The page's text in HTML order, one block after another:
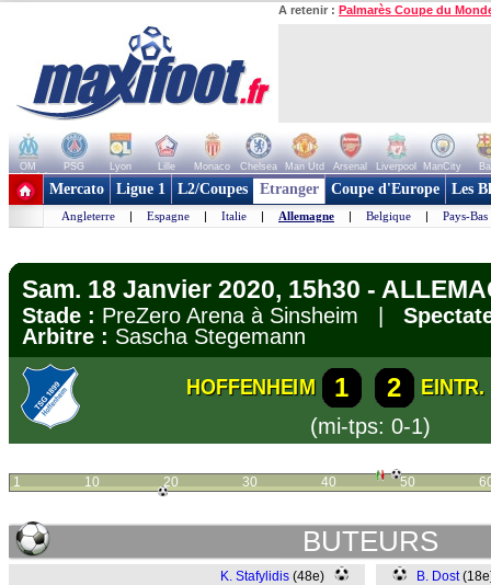
A retenir : Palmarès Coupe du
OM PSG Lyon Lille Monaco Chelsea Man Utd Arsenal Liverpool ManCity
+ de clubs
Mercato Ligue 1 L2/Coupes Etranger Coupe d'Europe Les
Angleterre | Espagne | Italie | Allemagne | Belgique | Pays-Bas
Sam. 18 Janvier 2020, 15h30 -
Stade : PreZero Arena à Sinsheim |
Arbitre : Sascha Stegemann
HOFFENHEIM 1 2
(mi-tps: 0-1)
1 10 20 30 40 50
BUTEURS
K. Stafylidis (48e) B. Dost